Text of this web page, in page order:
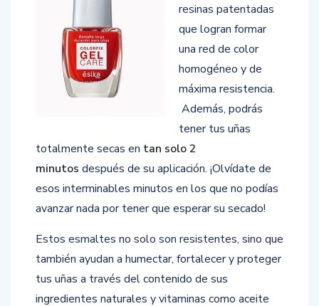
resinas patentadas
que logran formar
una red de color
homogéneo y de
máxima resistencia.
Además, podrás
tener tus uñas
totalmente secas en tan solo 2
minutos después de su aplicación. ¡Olvídate de
esos interminables minutos en los que no podías
avanzar nada por tener que esperar su secado!
Estos esmaltes no solo son resistentes, sino que
también ayudan a humectar, fortalecer y proteger
tus uñas a través del contenido de sus
ingredientes naturales y vitaminas como aceite